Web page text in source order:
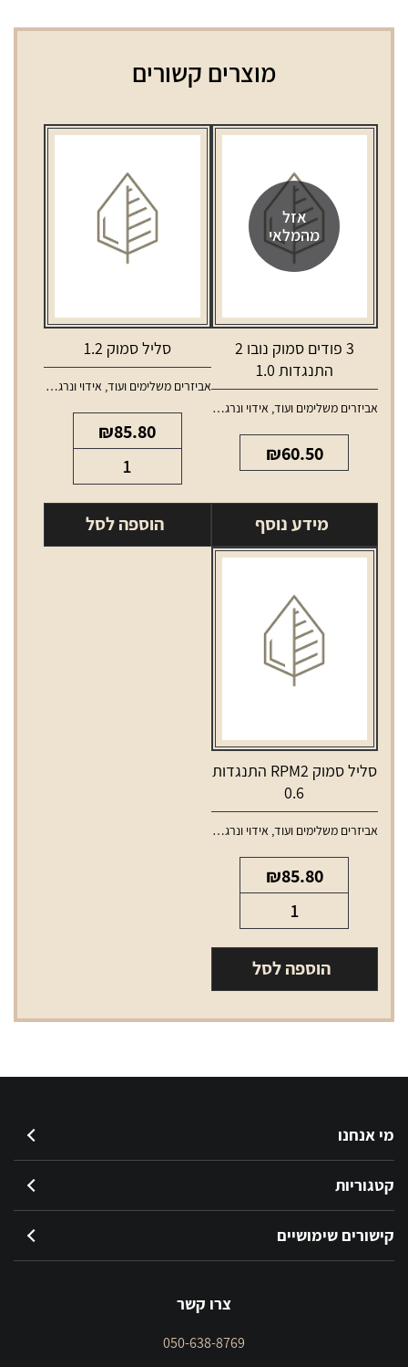
מוצרים קשורים
אזל
מהמלאי
3 פודים סמוק נובו 2
התנגדות 1.0
אביזרים משלימים ועוד, אידוי ונרגילות
₪60.50
מידע נוסף
סליל סמוק 1.2
אביזרים משלימים ועוד, אידוי ונרגילות
₪85.80
של
סליל
סמוק
הוספה לסל
סליל סמוק RPM2 התנגדות
0.6
אביזרים משלימים ועוד, אידוי ונרגילות
₪85.80
של
סליל
סמוק
הוספה לסל
מי אנחנו
קטגוריות
קישורים שימושיים
צרו קשר
050-638-8769